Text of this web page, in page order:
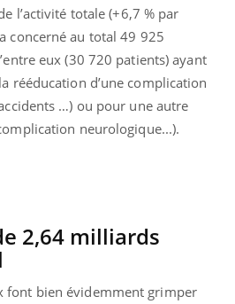
l’activité totale (+6,7 % par
concerné au total 49 925
eux (30 720 patients) ayant
rééducation d’une complication
…) ou pour une autre
neurologique...).
2,64 milliards
font bien évidemment grimper